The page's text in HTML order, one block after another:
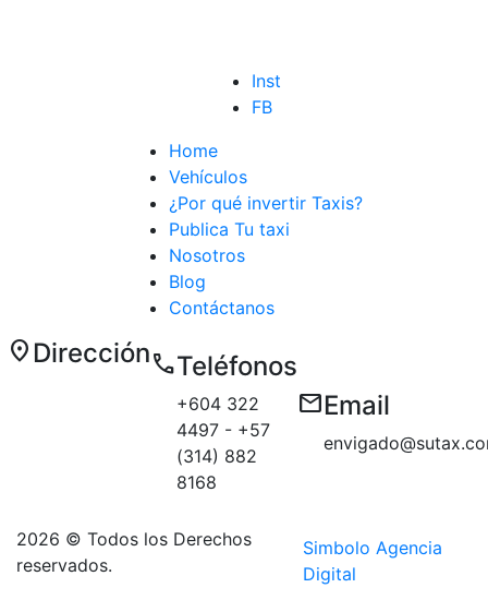
Inst
FB
Home
Vehículos
¿Por qué invertir Taxis?
Publica Tu taxi
Nosotros
Blog
Contáctanos
location_on DireccióncallTeléfonos
+604 322
4497 - +57
(314) 882
8168
emailEmail
2026 © Todos los Derechos
reservados.
Simbolo Agencia
Digital